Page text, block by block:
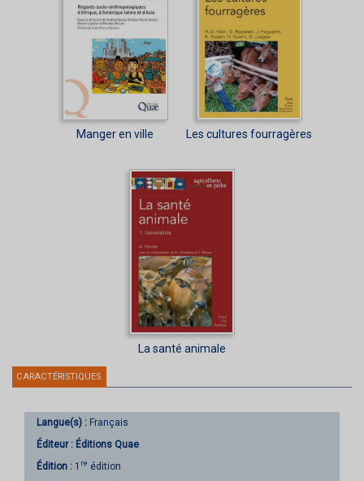
Manger en ville Les cultures fourragères
La santé animale
CARACTÉRISTIQUES
Langue(s) : Français
Éditeur : Éditions Quae
Édition : 1 re édition